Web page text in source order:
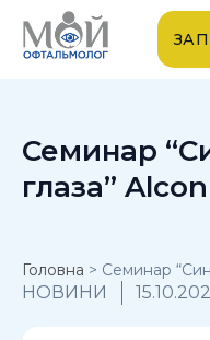
Семинар
глаза” Alcon
Головна > Семинар
НОВИНИ